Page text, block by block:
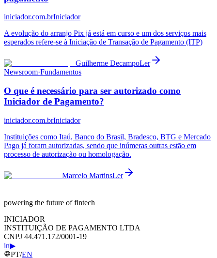
iniciador.com.brIniciador
A evolução do arranjo Pix já está em curso e um dos serviços mais
esperados refere-se à Iniciação de Transação de Pagamento (ITP)
Guilherme DecampoLer
Newsroom·Fundamentos
O que é necessário para ser autorizado como
Iniciador de Pagamento?
iniciador.com.brIniciador
Instituições como Itaú, Banco do Brasil, Bradesco, BTG e Mercado
Pago já foram autorizadas, sendo que inúmeras outras estão em
processo de autorização ou homologação.
Marcelo MartinsLer
powering the future of fintech
INICIADOR
INSTITUIÇÃO DE PAGAMENTO LTDA
CNPJ 44.471.172/0001-19
in▶
PT/EN